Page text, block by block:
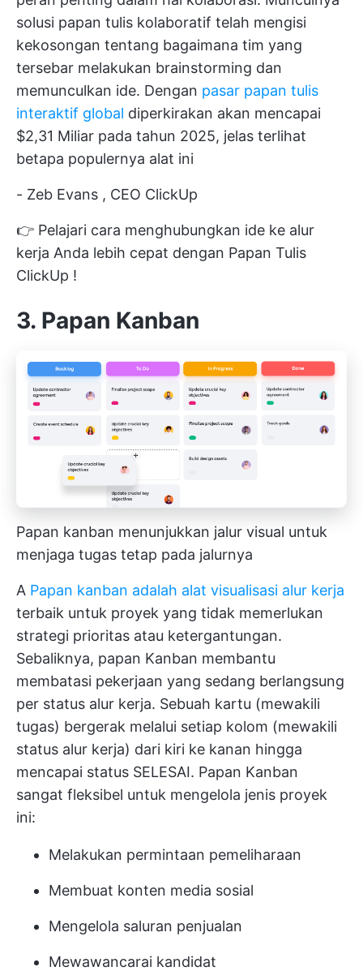
solusi papan tulis kolaboratif telah mengisi
kekosongan tentang bagaimana tim yang
tersebar melakukan brainstorming dan
memunculkan ide. Dengan pasar papan tulis
interaktif global diperkirakan akan mencapai
$2,31 Miliar pada tahun 2025, jelas terlihat
betapa populernya alat ini
- Zeb Evans , CEO ClickUp
👉 Pelajari cara menghubungkan ide ke alur
kerja Anda lebih cepat dengan Papan Tulis
ClickUp !
3. Papan Kanban
Papan kanban menunjukkan jalur visual untuk
menjaga tugas tetap pada jalurnya
A Papan kanban adalah alat visualisasi alur kerja
terbaik untuk proyek yang tidak memerlukan
strategi prioritas atau ketergantungan.
Sebaliknya, papan Kanban membantu
membatasi pekerjaan yang sedang berlangsung
per status alur kerja. Sebuah kartu (mewakili
tugas) bergerak melalui setiap kolom (mewakili
status alur kerja) dari kiri ke kanan hingga
mencapai status SELESAI. Papan Kanban
sangat fleksibel untuk mengelola jenis proyek
ini:
Melakukan permintaan pemeliharaan
Membuat konten media sosial
Mengelola saluran penjualan
Mewawancarai kandidat